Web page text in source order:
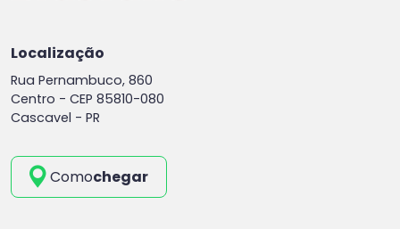
Localização
Rua Pernambuco, 860
Centro - CEP 85810-080
Cascavel - PR
Comochegar